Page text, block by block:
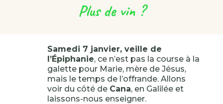
Plus de vin ?
Samedi 7 janvier, veille de
l’Épiphanie, ce n’est pas la course à la
galette pour Marie, mère de Jésus,
mais le temps de l’offrande. Allons
voir du côté de Cana, en Galilée et
laissons-nous enseigner.